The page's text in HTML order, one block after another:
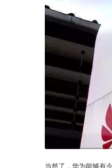
当然了，华为能够有